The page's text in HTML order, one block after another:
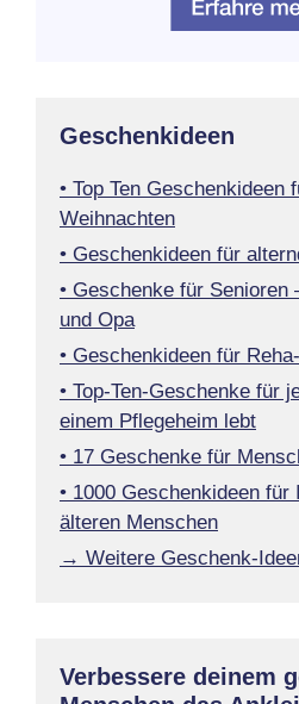
Geschenkideen
• Top Ten Geschenkideen
Weihnachten
• Geschenkideen für
• Geschenke für Senioren
und Opa
• Geschenkideen für
• Top-Ten-Geschenke für
einem Pflegeheim lebt
• 17 Geschenke für
• 1000 Geschenkideen für
älteren Menschen
→ Weitere Geschenk-
Verbessere deinem